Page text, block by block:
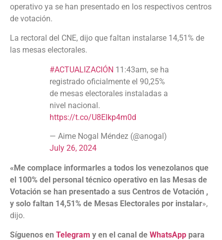
operativo ya se han presentado en los respectivos centros
de votación.
La rectoral del CNE, dijo que faltan instalarse 14,51% de
las mesas electorales.
#ACTUALIZACIÓN 11:43am, se ha
registrado oficialmente el 90,25%
de mesas electorales instaladas a
nivel nacional.
https://t.co/U8Elkp4m0d
— Aime Nogal Méndez (@anogal)
July 26, 2024
«Me complace informarles a todos los venezolanos que
el 100% del personal técnico operativo en las Mesas de
Votación se han presentado a sus Centros de Votación ,
y solo faltan 14,51% de Mesas Electorales por instalar»,
dijo.
Síguenos en Telegram y en el canal de WhatsApp para